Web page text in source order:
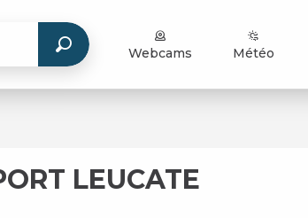
Webcams Météo
LEUCATE